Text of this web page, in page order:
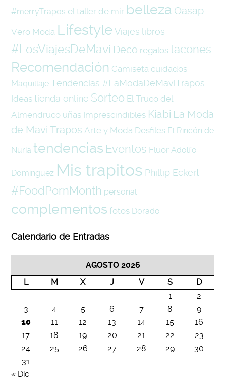
#merryTrapos el taller de mir belleza Oasap
Vero Moda Lifestyle Viajes libros
#LosViajesDeMavi Deco regalos tacones
Recomendación Camiseta cuidados
Maquillaje Tendencias #LaModaDeMaviTrapos
Ideas tienda online Sorteo El Truco del
Almendruco uñas Imprescindibles Kiabi La Moda
de Mavi Trapos Arte y Moda Desfiles El Rincón de
Nuria tendencias Eventos Fluor Adolfo
Domínguez Mis trapitos Phillip Eckert
#FoodPornMonth personal
complementos fotos Dorado
Calendario de Entradas
AGOSTO 2026
L
M X J V S
D
1
2
3
4 5 6 7 8
9
10
11 12 13 14 15
16
17
18 19 20 21 22
23
24
25 26 27 28 29
30
31
« Dic